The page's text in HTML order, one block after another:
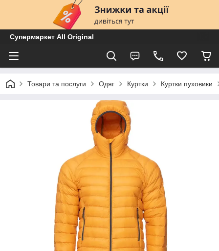
Супермаркет All Original
Товари та послуги Одяг Куртки Куртки пуховики